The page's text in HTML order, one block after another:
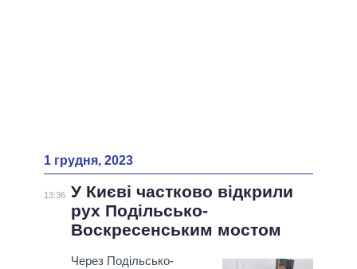
1 грудня, 2023
13:36 У Києві частково відкрили
рух Подільсько-
Воскресенським мостом
Через Подільсько-